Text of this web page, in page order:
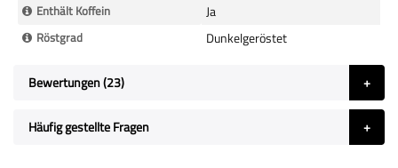
Enthält Koffein Ja
Röstgrad Dunkelgeröstet
Bewertungen 23
Häufig gestellte Fragen